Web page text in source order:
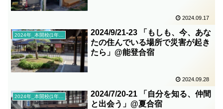
2024.09.17
2024年_本開校(1年目)
2024/9/21-23 「もしも、今、あな
たの住んでいる場所で災害が起き
たら」@能登合宿
2024.09.28
2024年_本開校(1年目)
2024/7/20-21 「自分を知る、仲間
と出会う」@夏合宿